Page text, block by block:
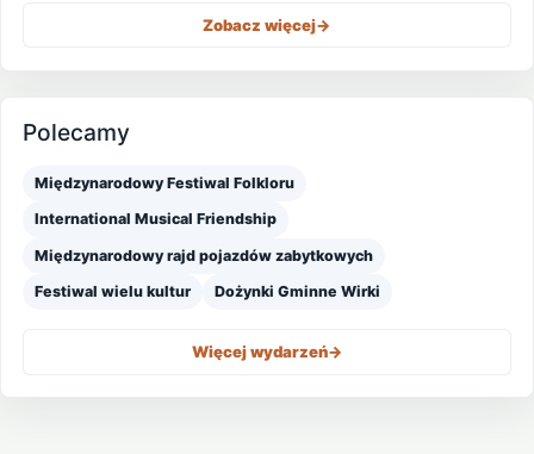
Zobacz więcej->
Polecamy
Międzynarodowy Festiwal Folkloru
International Musical Friendship
Międzynarodowy rajd pojazdów zabytkowych
Festiwal wielu kultur Dożynki Gminne Wirki
Więcej wydarzeń->